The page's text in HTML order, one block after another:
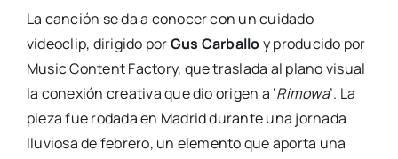
La canción se da a conocer con un cuidado
videoclip, dirigido porGus Carballoy producido por
Music Content Factory, que traslada al plano visual
la conexión creativa que dio origen a ‘Rimowa’. La
pieza fue rodada en Madrid durante una jornada
lluviosa de febrero, un elemento que aporta una